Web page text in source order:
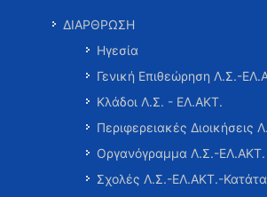
ΔΙΑΡΘΡΩΣΗ
Ηγεσία
Γενική Επιθεώρηση Λ.Σ.-
Κλάδοι Λ.Σ. - ΕΛ.ΑΚΤ.
Περιφερειακές Διοικήσεις
Οργανόγραμμα Λ.Σ.-ΕΛ.ΑΚΤ.
Σχολές Λ.Σ.-ΕΛ.ΑΚΤ.-